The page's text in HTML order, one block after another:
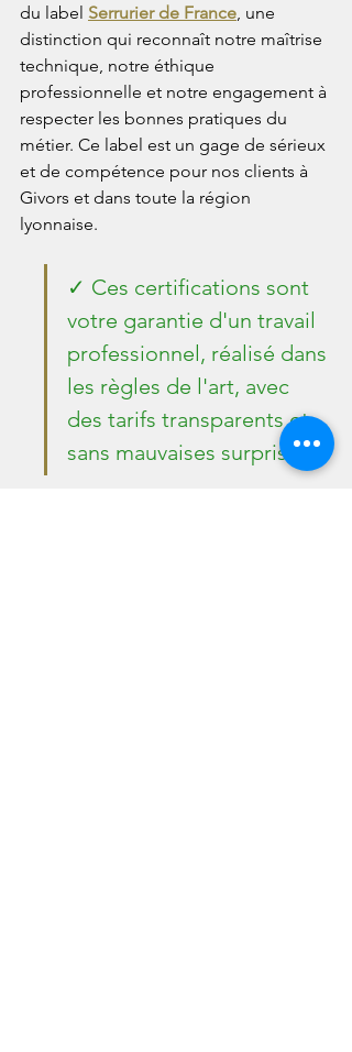
du label Serrurier de France , une
distinction qui reconnaît notre maîtrise
technique, notre éthique
professionnelle et notre engagement à
respecter les bonnes pratiques du
métier. Ce label est un gage de sérieux
et de compétence pour nos clients à
Givors et dans toute la région
lyonnaise.
✓ Ces certifications sont
votre garantie d'un travail
professionnel, réalisé dans
les règles de l'art, avec
des tarifs transparents et
sans mauvaises surprises.